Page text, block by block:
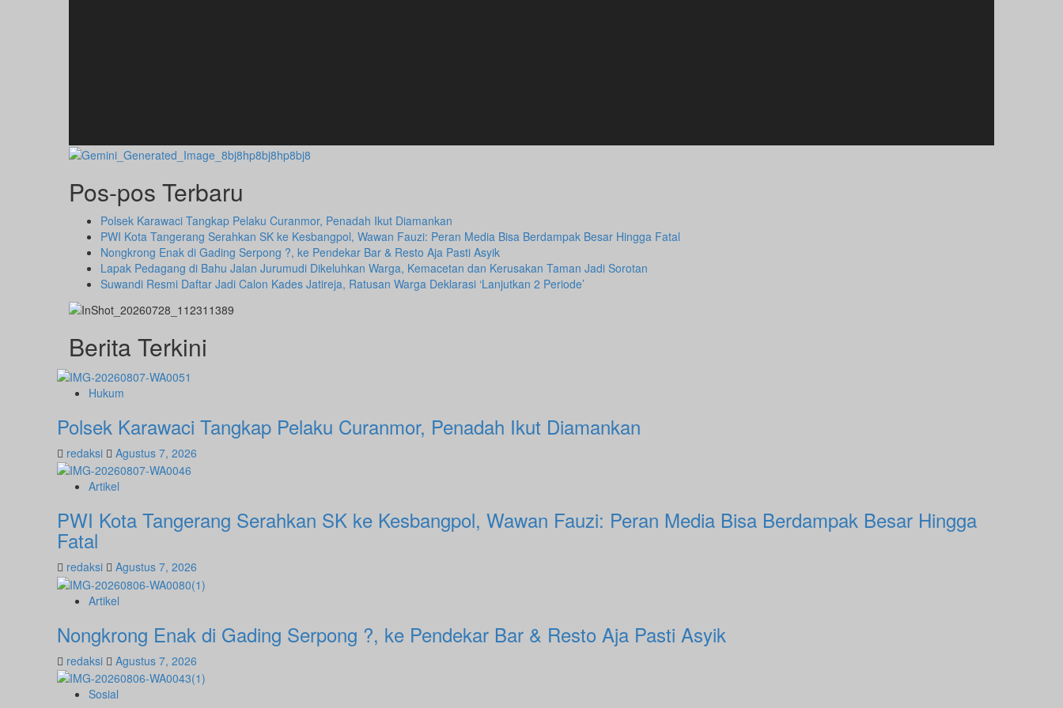
Pos-pos Terbaru
Polsek Karawaci Tangkap Pelaku Curanmor, Penadah Ikut Diamankan
PWI Kota Tangerang Serahkan SK ke Kesbangpol, Wawan Fauzi: Peran Media Bisa Berdampak Besar Hingga Fatal
Nongkrong Enak di Gading Serpong ?, ke Pendekar Bar & Resto Aja Pasti Asyik
Lapak Pedagang di Bahu Jalan Jurumudi Dikeluhkan Warga, Kemacetan dan Kerusakan Taman Jadi Sorotan
Suwandi Resmi Daftar Jadi Calon Kades Jatireja, Ratusan Warga Deklarasi ‘Lanjutkan 2 Periode’
Berita Terkini
Hukum
Polsek Karawaci Tangkap Pelaku Curanmor, Penadah Ikut Diamankan
redaksi Agustus 7, 2026
Artikel
PWI Kota Tangerang Serahkan SK ke Kesbangpol, Wawan Fauzi: Peran Media Bisa Berdampak Besar Hingga
Fatal
redaksi Agustus 7, 2026
Artikel
Nongkrong Enak di Gading Serpong ?, ke Pendekar Bar & Resto Aja Pasti Asyik
redaksi Agustus 7, 2026
Sosial